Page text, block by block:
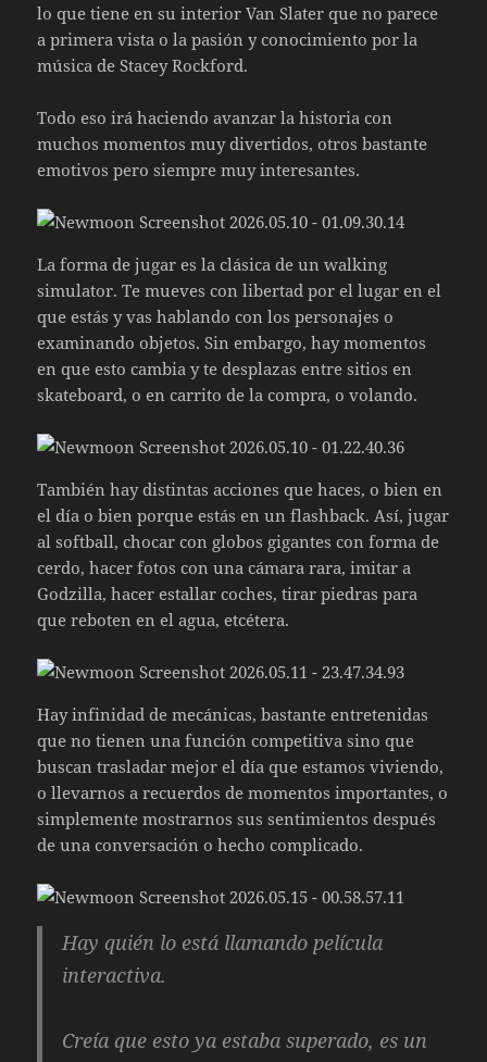
lo que tiene en su interior Van Slater que no parece
a primera vista o la pasión y conocimiento por la
música de Stacey Rockford.
Todo eso irá haciendo avanzar la historia con
muchos momentos muy divertidos, otros bastante
emotivos pero siempre muy interesantes.
La forma de jugar es la clásica de un walking
simulator. Te mueves con libertad por el lugar en el
que estás y vas hablando con los personajes o
examinando objetos. Sin embargo, hay momentos
en que esto cambia y te desplazas entre sitios en
skateboard, o en carrito de la compra, o volando.
También hay distintas acciones que haces, o bien en
el día o bien porque estás en un flashback. Así, jugar
al softball, chocar con globos gigantes con forma de
cerdo, hacer fotos con una cámara rara, imitar a
Godzilla, hacer estallar coches, tirar piedras para
que reboten en el agua, etcétera.
Hay infinidad de mecánicas, bastante entretenidas
que no tienen una función competitiva sino que
buscan trasladar mejor el día que estamos viviendo,
o llevarnos a recuerdos de momentos importantes, o
simplemente mostrarnos sus sentimientos después
de una conversación o hecho complicado.
Hay quién lo está llamando película
interactiva.
Creía que esto ya estaba superado, es un